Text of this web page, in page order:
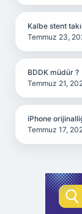
Kalbe stent
Temmuz 23,
BDDK müdür ?
Temmuz 21,
iPhone
Temmuz 17,